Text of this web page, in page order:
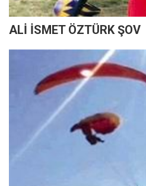
ALİ İSMET ÖZTÜRK ŞOV